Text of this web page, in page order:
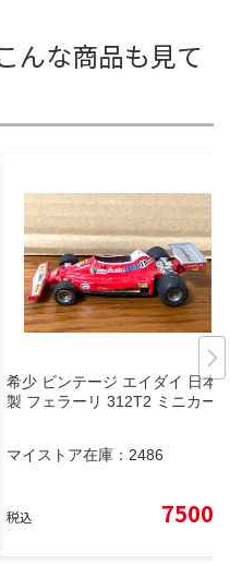
んな商品も見て
希少 ビンテージ エイダイ 日本
製 フェラーリ 312T2 ミニカー
マイストア在庫： 2486
税込 7500